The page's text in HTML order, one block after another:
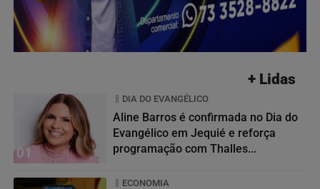
+ Lidas
01
DIA DO EVANGÉLICO
Aline Barros é confirmada no Dia do
Evangélico em Jequié e reforça
programação com Thalles...
ECONOMIA